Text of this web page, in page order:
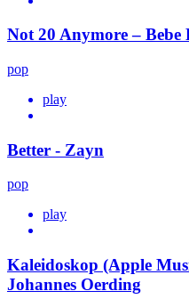
Not 20 Anymore – Bebe
pop
play
Better - Zayn
pop
play
Kaleidoskop (Apple
Johannes Oerding